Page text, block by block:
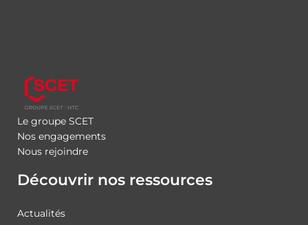
Le groupe SCET
Nos engagements
Nous rejoindre
Découvrir nos ressources
Actualités